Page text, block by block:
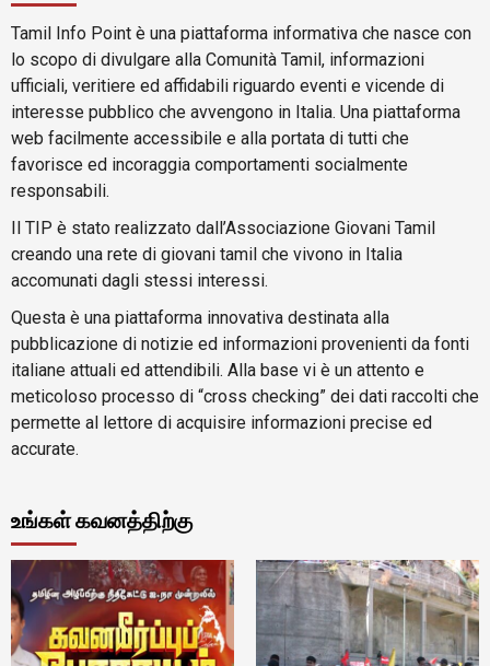
Tamil Info Point è una piattaforma informativa che nasce con
lo scopo di divulgare alla Comunità Tamil, informazioni
ufficiali, veritiere ed affidabili riguardo eventi e vicende di
interesse pubblico che avvengono in Italia. Una piattaforma
web facilmente accessibile e alla portata di tutti che
favorisce ed incoraggia comportamenti socialmente
responsabili.
Il TIP è stato realizzato dall’Associazione Giovani Tamil
creando una rete di giovani tamil che vivono in Italia
accomunati dagli stessi interessi.
Questa è una piattaforma innovativa destinata alla
pubblicazione di notizie ed informazioni provenienti da fonti
italiane attuali ed attendibili. Alla base vi è un attento e
meticoloso processo di “cross checking” dei dati raccolti che
permette al lettore di acquisire informazioni precise ed
accurate.
உங்கள் கவனத்திற்கு